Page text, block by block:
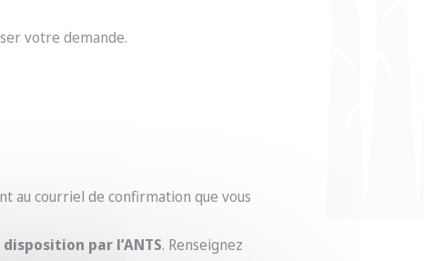
votre demande.
au courriel de confirmation que vous
par l’ANTS. Renseignez